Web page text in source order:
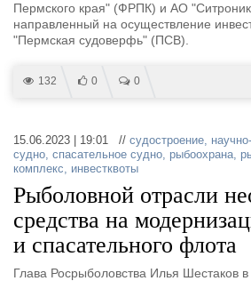
Пермского края" (ФРПК) и АО
направленный на осуществление
"Пермская судоверфь" (ПСВ).
132 0 0
15.06.2023 | 19:01 // судостроение,
судно, спасательное судно, рыбоохрана,
комплекс, инвестквоты
Рыболовной отрасли
средства на
и спасательного флота
Глава Росрыболовства Илья Шестаков